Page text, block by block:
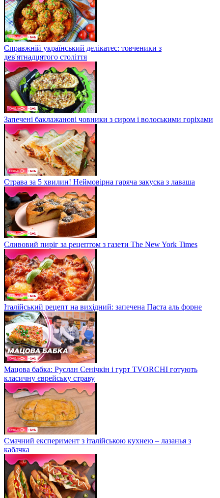
Справжній український делікатес: товченики з
дев'ятнадцятого століття
Запечені баклажанові човники з сиром і волоськими горіхами
Страва за 5 хвилин! Неймовірна гаряча закуска з лаваша
Сливовий пиріг за рецептом з газети The New York Times
Італійський рецепт на вихідний: запечена Паста аль форне
Мацова бабка: Руслан Сенічкін і гурт TVORCHI готують
класичну єврейську страву
Смачний експеримент з італійською кухнею – лазанья з
кабачка